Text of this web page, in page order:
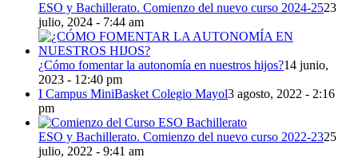
ESO y Bachillerato. Comienzo del nuevo curso 2024-2523
julio, 2024 - 7:44 am
¿Cómo fomentar la autonomía en nuestros hijos?14 junio,
2023 - 12:40 pm
I Campus MiniBasket Colegio Mayol3 agosto, 2022 - 2:16
pm
ESO y Bachillerato. Comienzo del nuevo curso 2022-2325
julio, 2022 - 9:41 am